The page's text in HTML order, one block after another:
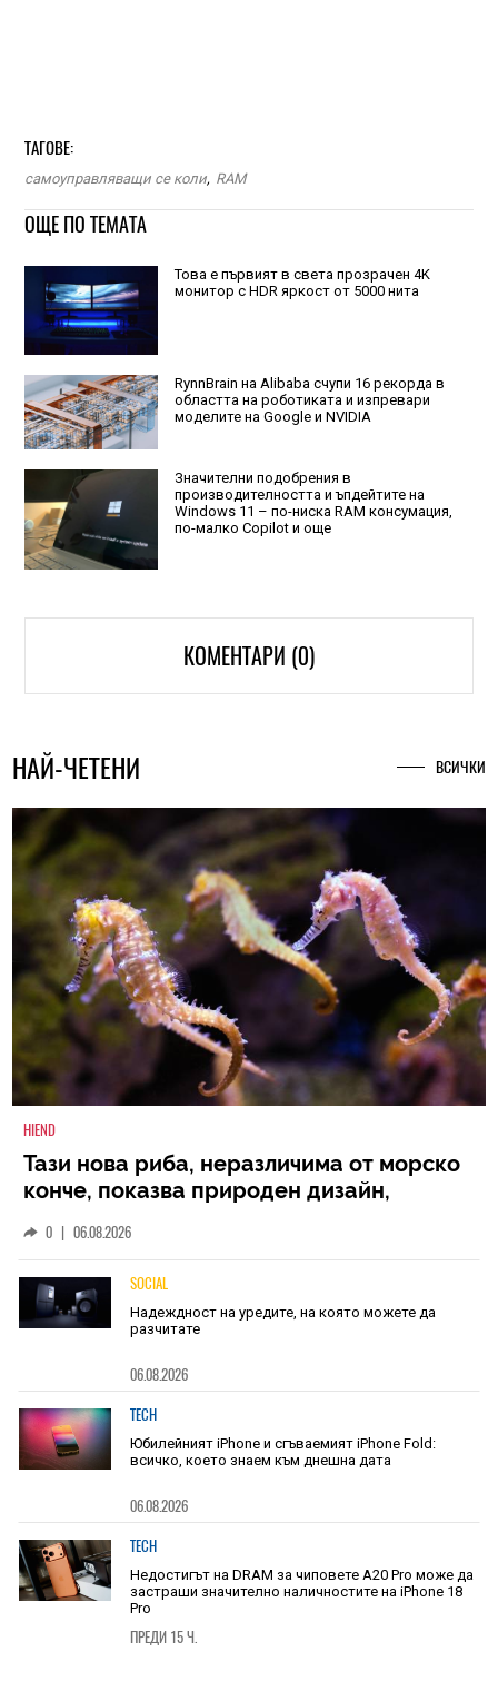
ТАГОВЕ:
самоуправляващи се коли, RAM
ОЩЕ ПО ТЕМАТА
Това е първият в света прозрачен 4K
монитор с HDR яркост от 5000 нита
RynnBrain на Alibaba счупи 16 рекорда в
областта на роботиката и изпревари
моделите на Google и NVIDIA
Значителни подобрения в
производителността и ъпдейтите на
Windows 11 – по-ниска RAM консумация,
по-малко Copilot и още
КОМЕНТАРИ (0)
НАЙ-ЧЕТЕНИ ВСИЧКИ
HIEND
Тази нова риба, неразличима от морско
конче, показва природен дизайн,
0 | 06.08.2026
SOCIAL
Надеждност на уредите, на която можете да
разчитате
06.08.2026
TECH
Юбилейният iPhone и сгъваемият iPhone Fold:
всичко, което знаем към днешна дата
06.08.2026
TECH
Недостигът на DRAM за чиповете A20 Pro може да
застраши значително наличностите на iPhone 18
Pro
ПРЕДИ 15 Ч.